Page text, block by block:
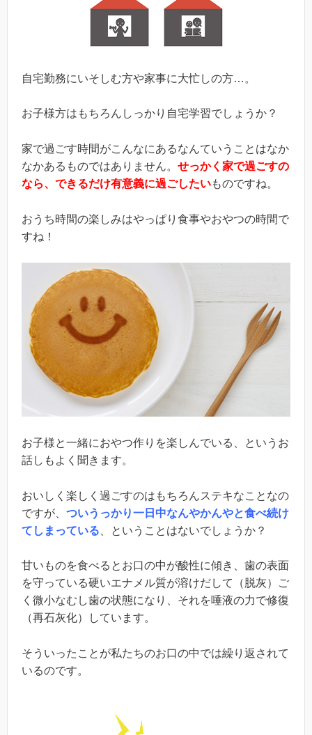
自宅勤務にいそしむ方や家事に大忙しの方…。
お子様方はもちろんしっかり自宅学習でしょうか？
家で過ごす時間がこんなにあるなんていうことはなか
なかあるものではありません。 せっかく家で過ごすの
なら、できるだけ有意義に過ごしたいものですね。
おうち時間の楽しみはやっぱり食事やおやつの時間で
すね！
お子様と一緒におやつ作りを楽しんでいる、というお
話しもよく聞きます。
おいしく楽しく過ごすのはもちろんステキなことなの
ですが、 ついうっかり一日中なんやかんやと食べ続け
てしまっている 、ということはないでしょうか？
甘いものを食べるとお口の中が酸性に傾き、歯の表面
を守っている硬いエナメル質が溶けだして（脱灰）ご
く微小なむし歯の状態になり、それを唾液の力で修復
（再石灰化）しています。
そういったことが私たちのお口の中では繰り返されて
いるのです。